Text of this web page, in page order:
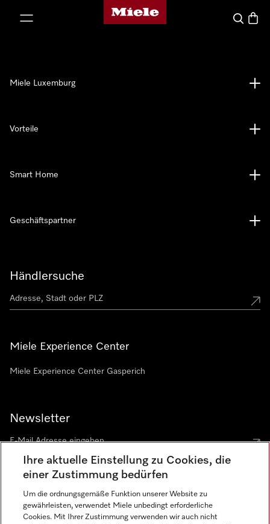
Miele-Homepage
Suche
Händlersuche
Miele Experience Center
Miele Experience Center Gasperich
Newsletter
Sprache
Miele Luxemburg
Vorteile
Smart Home
Geschäftspartner
Ihre aktuelle Einstellung zu Cookies, die
einer Zustimmung bedürfen
Um die ordnungsgemäße Funktion unserer Website zu
gewährleisten, verwendet Miele unbedingt erforderliche
Cookies. Mit Ihrer Zustimmung verwenden wir auch nicht